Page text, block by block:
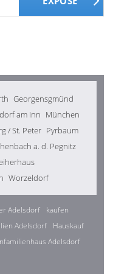
Georgensgmünd
am Inn München
/ St. Peter Pyrbaum
a. d. Pegnitz
Worzeldorf
Adelsdorf
kaufen
Adelsdorf
Hauskauf
Adelsdorf